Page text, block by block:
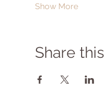
Show More
Share